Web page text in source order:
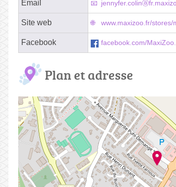
Email
Site web www.maxizoo.fr/stores/
Facebook facebook.com/
Plan et adresse